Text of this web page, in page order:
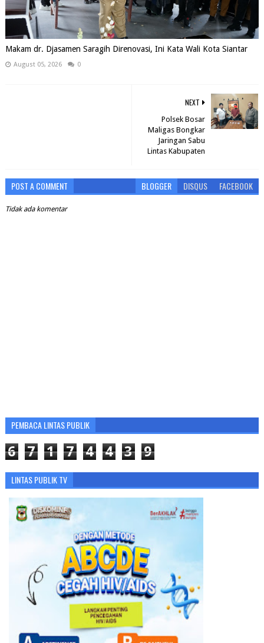
Makam dr. Djasamen Saragih Direnovasi, Ini Kata Wali Kota Siantar
August 05, 2026 0
NEXT
Polsek Bosar
Maligas Bongkar
Jaringan Sabu
Lintas Kabupaten
POST A COMMENT BLOGGER DISQUS FACEBOOK
Tidak ada komentar
PEMBACA LINTAS PUBLIK
6 7 1 7 4 4 3 9
LINTAS PUBLIK TV